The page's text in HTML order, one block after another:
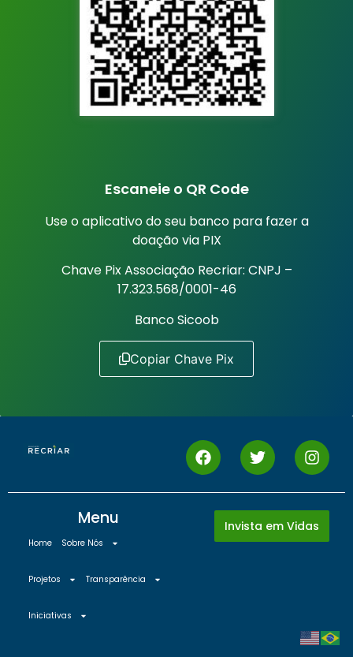
Escaneie o QR Code
Use o aplicativo do seu banco para fazer a
doação via PIX
Chave Pix Associação Recriar: CNPJ –
17.323.568/0001-46
Banco Sicoob
Copiar Chave Pix
Menu
Home Sobre Nós
Projetos Transparência
Iniciativas
Invista em Vidas